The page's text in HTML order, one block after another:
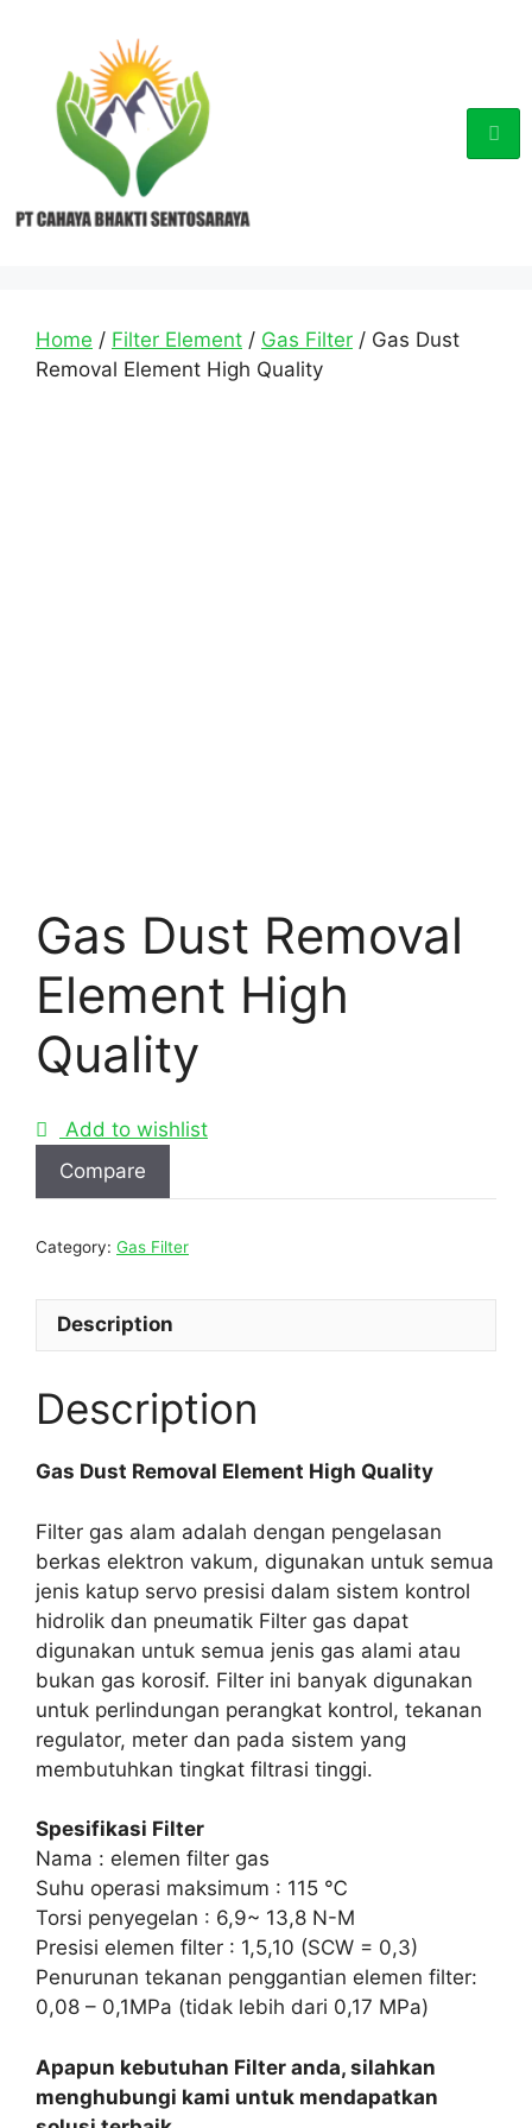
Home / Filter Element / Gas Filter / Gas Dust
Removal Element High Quality
Gas Dust Removal
Element High
Quality
Add to wishlist
Compare
Category: Gas Filter
Description
Description
Gas Dust Removal Element High Quality
Filter gas alam adalah dengan pengelasan
berkas elektron vakum, digunakan untuk semua
jenis katup servo presisi dalam sistem kontrol
hidrolik dan pneumatik Filter gas dapat
digunakan untuk semua jenis gas alami atau
bukan gas korosif. Filter ini banyak digunakan
untuk perlindungan perangkat kontrol, tekanan
regulator, meter dan pada sistem yang
membutuhkan tingkat filtrasi tinggi.
Spesifikasi Filter
Nama : elemen filter gas
Suhu operasi maksimum : 115 ℃
Torsi penyegelan : 6,9~ 13,8 N-M
Presisi elemen filter : 1,5,10 (SCW = 0,3)
Penurunan tekanan penggantian elemen filter:
0,08 – 0,1MPa (tidak lebih dari 0,17 MPa)
Apapun kebutuhan Filter anda, silahkan
menghubungi kami untuk mendapatkan